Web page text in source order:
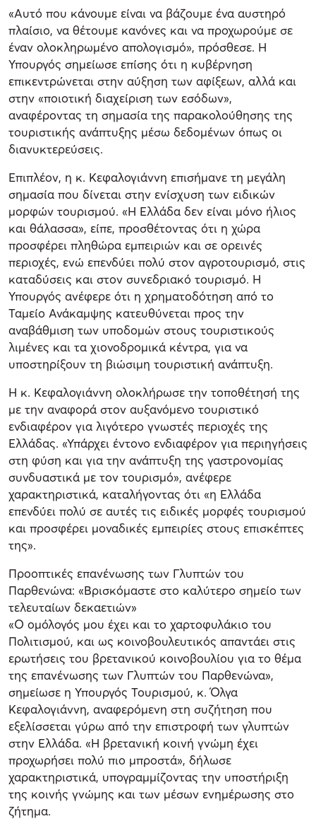
«Αυτό που κάνουμε είναι να βάζουμε ένα αυστηρό
πλαίσιο, να θέτουμε κανόνες και να προχωρούμε σε
έναν ολοκληρωμένο απολογισμό», πρόσθεσε. Η
Υπουργός σημείωσε επίσης ότι η κυβέρνηση
επικεντρώνεται στην αύξηση των αφίξεων, αλλά και
στην «ποιοτική διαχείριση των εσόδων»,
αναφέροντας τη σημασία της παρακολούθησης της
τουριστικής ανάπτυξης μέσω δεδομένων όπως οι
διανυκτερεύσεις.
Επιπλέον, η κ. Κεφαλογιάννη επισήμανε τη μεγάλη
σημασία που δίνεται στην ενίσχυση των ειδικών
μορφών τουρισμού. «Η Ελλάδα δεν είναι μόνο ήλιος
και θάλασσα», είπε, προσθέτοντας ότι η χώρα
προσφέρει πληθώρα εμπειριών και σε ορεινές
περιοχές, ενώ επενδύει πολύ στον αγροτουρισμό, στις
καταδύσεις και στον συνεδριακό τουρισμό. Η
Υπουργός ανέφερε ότι η χρηματοδότηση από το
Ταμείο Ανάκαμψης κατευθύνεται προς την
αναβάθμιση των υποδομών στους τουριστικούς
λιμένες και τα χιονοδρομικά κέντρα, για να
υποστηρίξουν τη βιώσιμη τουριστική ανάπτυξη.
Η κ. Κεφαλογιάννη ολοκλήρωσε την τοποθέτησή της
με την αναφορά στον αυξανόμενο τουριστικό
ενδιαφέρον για λιγότερο γνωστές περιοχές της
Ελλάδας. «Υπάρχει έντονο ενδιαφέρον για περιηγήσεις
στη φύση και για την ανάπτυξη της γαστρονομίας
συνδυαστικά με τον τουρισμό», ανέφερε
χαρακτηριστικά, καταλήγοντας ότι «η Ελλάδα
επενδύει πολύ σε αυτές τις ειδικές μορφές τουρισμού
και προσφέρει μοναδικές εμπειρίες στους επισκέπτες
της».
Προοπτικές επανένωσης των Γλυπτών του
Παρθενώνα: «Βρισκόμαστε στο καλύτερο σημείο των
τελευταίων δεκαετιών»
«Ο ομόλογός μου έχει και το χαρτοφυλάκιο του
Πολιτισμού, και ως κοινοβουλευτικός απαντάει στις
ερωτήσεις του βρετανικού κοινοβουλίου για το θέμα
της επανένωσης των Γλυπτών του Παρθενώνα»,
σημείωσε η Υπουργός Τουρισμού, κ. Όλγα
Κεφαλογιάννη, αναφερόμενη στη συζήτηση που
εξελίσσεται γύρω από την επιστροφή των γλυπτών
στην Ελλάδα. «Η βρετανική κοινή γνώμη έχει
προχωρήσει πολύ πιο μπροστά», δήλωσε
χαρακτηριστικά, υπογραμμίζοντας την υποστήριξη
της κοινής γνώμης και των μέσων ενημέρωσης στο
ζήτημα.